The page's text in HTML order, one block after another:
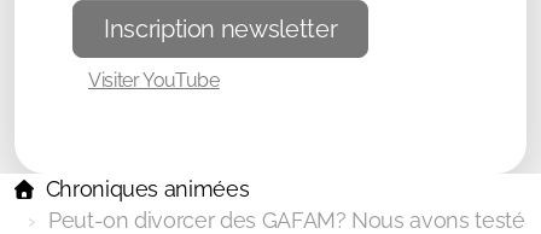
Inscription newsletter
Visiter YouTube
Chroniques animées
Peut-on divorcer des GAFAM? Nous avons testé